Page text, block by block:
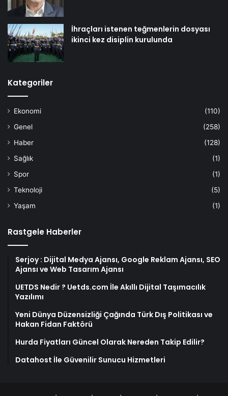
İhraçları istenen teğmenlerin dosyası
ikinci kez disiplin kurulunda
Kategoriler
Ekonomi
(110)
Genel
(258)
Haber
(128)
Sağlık
(1)
Spor
(1)
Teknoloji
(5)
Yaşam
(1)
Rastgele Haberler
Serjoy : Dijital Medya Ajansı, Google Reklam Ajansı, SEO
Ajansı ve Web Tasarım Ajansı
UETDS Nedir ? Uetds.com İle Akıllı Dijital Taşımacılık
Yazılımı
Yeni Dünya Düzensizliği Çağında Türk Dış Politikası ve
Hakan Fidan Faktörü
Hurda Fiyatları Güncel Olarak Nereden Takip Edilir?
Datahost İle Güvenilir Sunucu Hizmetleri